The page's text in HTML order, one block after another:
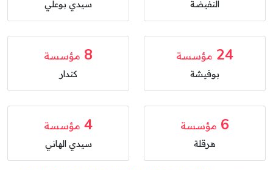
النفيضة سيدي بوعلي
24 مؤسسة
بوفيشة
8 مؤسسة
كندار
6 مؤسسة
هرقلة
4 مؤسسة
سيدي الهاني